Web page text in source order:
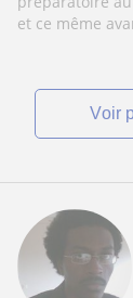
et ce même
voir